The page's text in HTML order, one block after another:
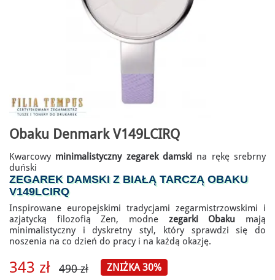
Obaku Denmark V149LCIRQ
Kwarcowy minimalistyczny zegarek damski na rękę srebrny
duński
ZEGAREK DAMSKI Z BIAŁĄ TARCZĄ OBAKU
V149LCIRQ
Inspirowane europejskimi tradycjami zegarmistrzowskimi i
azjatycką filozofią Zen, modne zegarki Obaku mają
minimalistyczny i dyskretny styl, który sprawdzi się do
noszenia na co dzień do pracy i na każdą okazję.
343 zł 490 zł ZNIŻKA 30%